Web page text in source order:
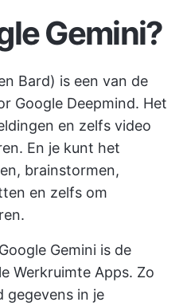
Gemini?
Bard) is een van de
Google Deepmind. Het
en zelfs video
En je kunt het
brainstormen,
en zelfs om
Gemini is de
Werkruimte Apps. Zo
gegevens in je